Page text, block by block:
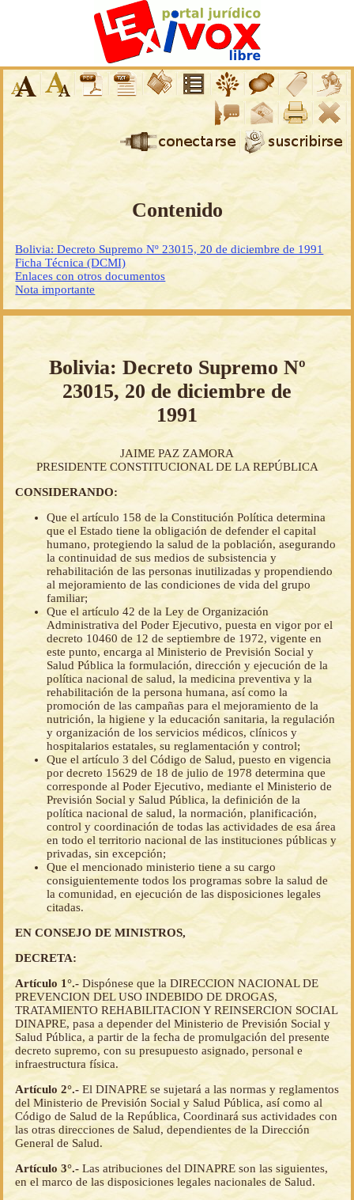
Contenido
Bolivia: Decreto Supremo Nº 23015, 20 de diciembre de 1991
Ficha Técnica (DCMI)
Enlaces con otros documentos
Nota importante
Bolivia: Decreto Supremo Nº
23015, 20 de diciembre de
1991
JAIME PAZ ZAMORA
PRESIDENTE CONSTITUCIONAL DE LA REPÚBLICA
CONSIDERANDO:
Que el artículo 158 de la Constitución Política determina
que el Estado tiene la obligación de defender el capital
humano, protegiendo la salud de la población, asegurando
la continuidad de sus medios de subsistencia y
rehabilitación de las personas inutilizadas y propendiendo
al mejoramiento de las condiciones de vida del grupo
familiar;
Que el artículo 42 de la Ley de Organización
Administrativa del Poder Ejecutivo, puesta en vigor por el
decreto 10460 de 12 de septiembre de 1972, vigente en
este punto, encarga al Ministerio de Previsión Social y
Salud Pública la formulación, dirección y ejecución de la
política nacional de salud, la medicina preventiva y la
rehabilitación de la persona humana, así como la
promoción de las campañas para el mejoramiento de la
nutrición, la higiene y la educación sanitaria, la regulación
y organización de los servicios médicos, clínicos y
hospitalarios estatales, su reglamentación y control;
Que el artículo 3 del Código de Salud, puesto en vigencia
por decreto 15629 de 18 de julio de 1978 determina que
corresponde al Poder Ejecutivo, mediante el Ministerio de
Previsión Social y Salud Pública, la definición de la
política nacional de salud, la normación, planificación,
control y coordinación de todas las actividades de esa área
en todo el territorio nacional de las instituciones públicas y
privadas, sin excepción;
Que el mencionado ministerio tiene a su cargo
consiguientemente todos los programas sobre la salud de
la comunidad, en ejecución de las disposiciones legales
citadas.
EN CONSEJO DE MINISTROS,
DECRETA:
Artículo 1°.- Dispónese que la DIRECCION NACIONAL DE
PREVENCION DEL USO INDEBIDO DE DROGAS,
TRATAMIENTO REHABILITACION Y REINSERCION SOCIAL
DINAPRE, pasa a depender del Ministerio de Previsión Social y
Salud Pública, a partir de la fecha de promulgación del presente
decreto supremo, con su presupuesto asignado, personal e
infraestructura física.
Artículo 2°.- El DINAPRE se sujetará a las normas y reglamentos
del Ministerio de Previsión Social y Salud Pública, así como al
Código de Salud de la República, Coordinará sus actividades con
las otras direcciones de Salud, dependientes de la Dirección
General de Salud.
Artículo 3°.- Las atribuciones del DINAPRE son las siguientes,
en el marco de las disposiciones legales nacionales de Salud.